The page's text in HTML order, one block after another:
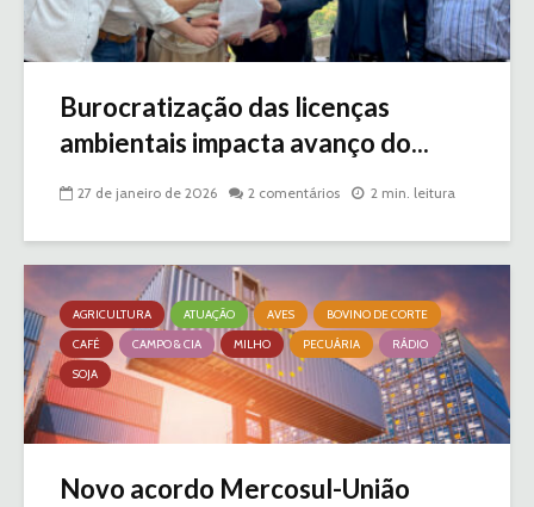
Burocratização das licenças
ambientais impacta avanço do...
27 de janeiro de 2026 2 comentários 2 min. leitura
AGRICULTURA ATUAÇÃO AVES
BOVINO DE CORTE
CAFÉ
CAMPO & CIA MILHO PECUÁRIA
RÁDIO
SOJA
Novo acordo Mercosul-União